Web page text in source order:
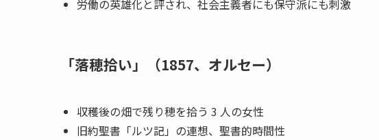
労働の英雄化と評され、社会主義者にも保守派にも刺激
「落穂拾い」（1857、オルセー）
収穫後の畑で残り穂を拾う 3 人の女性
旧約聖書「ルツ記」の連想、聖書的時間性